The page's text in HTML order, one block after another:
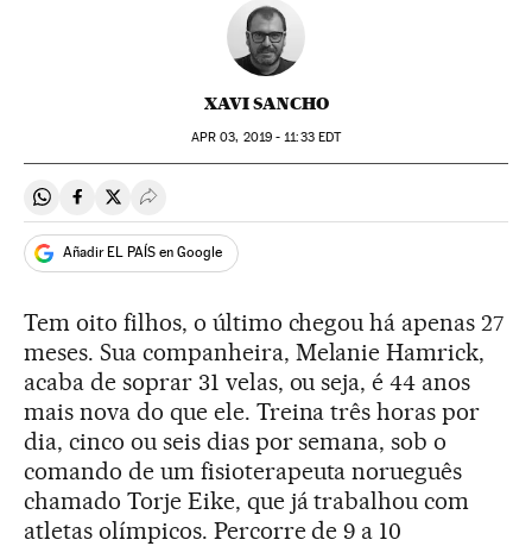
XAVI SANCHO
APR 03, 2019 - 11:33EDT
Compartir en Whatsapp
Compartir en Facebook
Compartir en Twitter
Desplegar Redes Sociales
Añadir EL PAÍS en Google
Tem oito filhos, o último chegou há apenas 27
meses. Sua companheira, Melanie Hamrick,
acaba de soprar 31 velas, ou seja, é 44 anos
mais nova do que ele. Treina três horas por
dia, cinco ou seis dias por semana, sob o
comando de um fisioterapeuta norueguês
chamado Torje Eike, que já trabalhou com
atletas olímpicos. Percorre de 9 a 10